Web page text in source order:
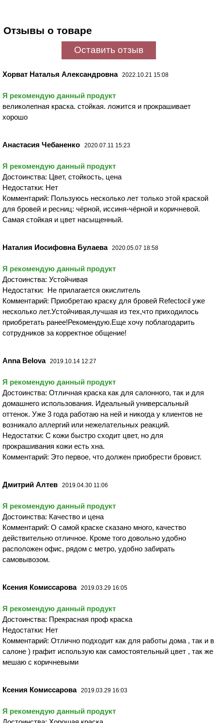
Отзывы о товаре
Оставить отзыв
Хорват Наталья Александровна 2022.10.21 15:08
Я рекомендую данный продукт
великолепная краска. стойкая. ложится и прокрашивает
хорошо
Анастасия Чебаненко 2020.07.11 15:23
Я рекомендую данный продукт
Достоинства: Цвет, стойкость, цена
Недостатки: Нет
Комментарий: Пользуюсь несколько лет только этой краской
для бровей и ресниц: чёрной, иссиня-чёрной и коричневой.
Самая стойкая и цвет насыщенный.
Наталия Иосифовна Булаева 2020.05.07 18:58
Я рекомендую данный продукт
Достоинства: Устойчивая
Недостатки: Не прилагается окислитель
Комментарий: Приобретаю краску для бровей Refectocil уже
несколько лет.Устойчивая,лучшая из тех,что приходилось
приобретать ранее!Рекомендую.Еще хочу поблагодарить
сотрудников за корректное общение!
Anna Belova 2019.10.14 12:27
Я рекомендую данный продукт
Достоинства: Отличная краска как для салонного, так и для
домашнего использования. Идеальный универсальный
оттенок. Уже 3 года работаю на ней и никогда у клиентов не
возникало аллергий или нежелательных реакций.
Недостатки: С кожи быстро сходит цвет, но для
прокрашивания кожи есть хна.
Комментарий: Это первое, что должен приобрести бровист.
Дмитрий Алтев 2019.04.30 11:06
Я рекомендую данный продукт
Достоинства: Качество и цена
Комментарий: О самой краске сказано много, качество
действительно отличное. Кроме того довольно удобно
расположен офис, рядом с метро, удобно забирать
самовывозом.
Ксения Комиссарова 2019.03.29 16:05
Я рекомендую данный продукт
Достоинства: Прекрасная проф краска
Недостатки: Нет
Комментарий: Отлично подходит как для работы дома , так и в
салоне ) графит использую как самостоятельный цвет , так же
мешаю с коричневыми
Ксения Комиссарова 2019.03.29 16:03
Я рекомендую данный продукт